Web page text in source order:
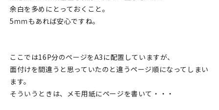
余白を多めにとっておくこと。
5ｍｍもあれば安心ですね。
ここでは16P分のページをA3に配置していますが、
面付けを間違うと思っていたのと違うページ順になってしまい
ます。
そういうときは、メモ用紙にページを書いて・・・